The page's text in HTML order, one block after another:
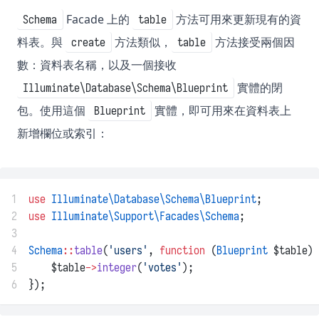
Schema Facade 上的 table
方法可用來更新現有的資
料表。與 create 方法類似， table
方法接受兩個因
數：資料表名稱，以及一個接收
Illuminate\Database\Schema\Blueprint
實體的閉
包。使用這個
Blueprint
實體，即可用來在資料表上
新增欄位或索引：
1 use Illuminate\Database\Schema\Blueprint;
2
use Illuminate\Support\Facades\Schema;
3
4
Schema::table( 'users' , function (Blueprint $table)
5
    $table
->integer( 'votes' );
6
});